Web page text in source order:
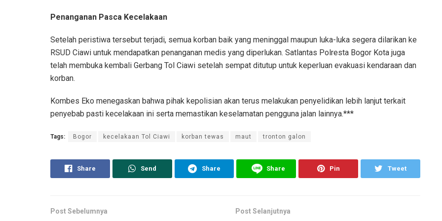
Penanganan Pasca Kecelakaan
Setelah peristiwa tersebut terjadi, semua korban baik yang meninggal maupun luka-luka segera dilarikan ke
RSUD Ciawi untuk mendapatkan penanganan medis yang diperlukan. Satlantas Polresta Bogor Kota juga
telah membuka kembali Gerbang Tol Ciawi setelah sempat ditutup untuk keperluan evakuasi kendaraan dan
korban.
Kombes Eko menegaskan bahwa pihak kepolisian akan terus melakukan penyelidikan lebih lanjut terkait
penyebab pasti kecelakaan ini serta memastikan keselamatan pengguna jalan lainnya.***
Tags: Bogor kecelakaan Tol Ciawi korban tewas maut tronton galon
Share Send Share Share Pin Tweet
Post Sebelumnya Post Selanjutnya